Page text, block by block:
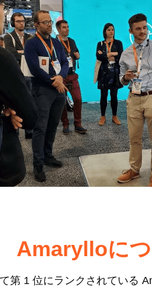
Amarylloに
第 1 位にランクされている